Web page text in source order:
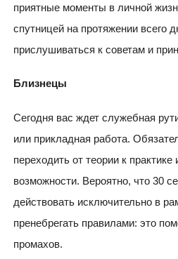
приятные моменты в личной
спутницей на протяжении всего
прислушиваться к советам и
Близнецы
Сегодня вас ждет служебная
или прикладная работа.
переходить от теории к
возможности. Вероятно, что 30
действовать исключительно в
пренебрегать правилами: это
промахов.